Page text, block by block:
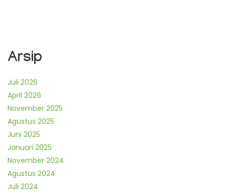
Arsip
Juli 2026
April 2026
November 2025
Agustus 2025
Juni 2025
Januari 2025
November 2024
Agustus 2024
Juli 2024